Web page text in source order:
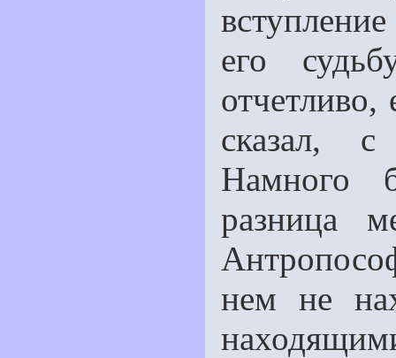
его
сказал,
Намного
разница
нем не